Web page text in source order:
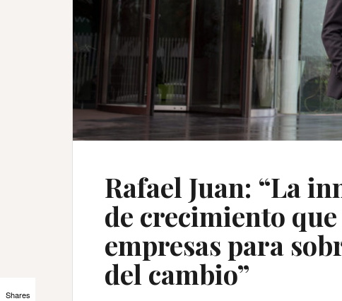
Rafael Juan: “La
de crecimiento
empresas para
del cambio”
Shares